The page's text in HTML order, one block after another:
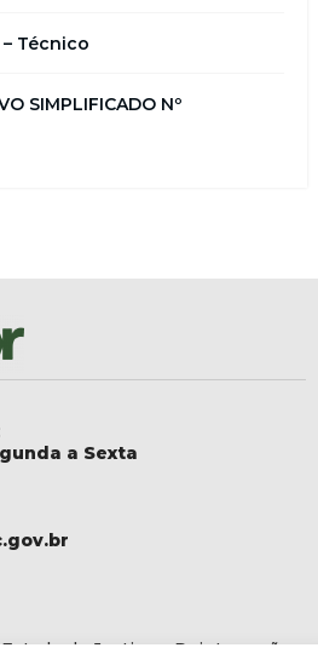
Técnico
SIMPLIFICADO Nº
a Sexta
de Justiça e Reintegração